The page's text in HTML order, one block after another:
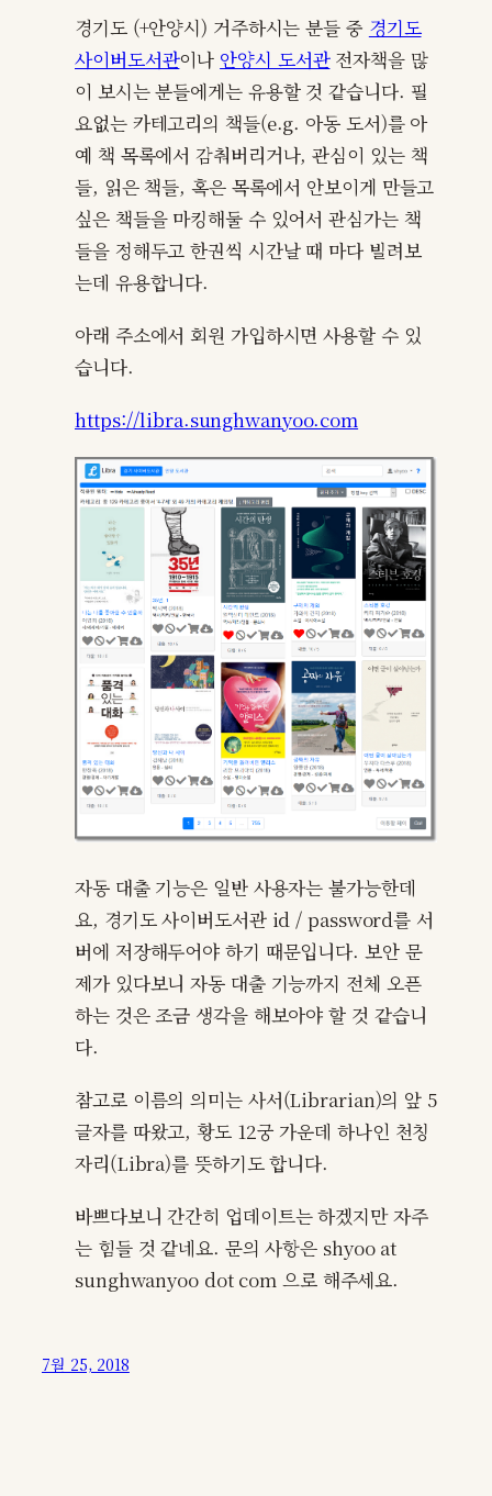
경기도 (+안양시) 거주하시는 분들 중 경기도
사이버도서관이나 안양시 도서관전자책을 많
이 보시는 분들에게는 유용할 것 같습니다. 필
요없는 카테고리의 책들(e.g. 아동 도서)를 아
예 책 목록에서 감춰버리거나, 관심이 있는 책
들, 읽은 책들, 혹은 목록에서 안보이게 만들고
싶은 책들을 마킹해둘 수 있어서 관심가는 책
들을 정해두고 한권씩 시간날 때 마다 빌려보
는데 유용합니다.
아래 주소에서 회원 가입하시면 사용할 수 있
습니다.
https://libra.sunghwanyoo.com
자동 대출 기능은 일반 사용자는 불가능한데
요, 경기도 사이버도서관 id / password를 서
버에 저장해두어야 하기 때문입니다. 보안 문
제가 있다보니 자동 대출 기능까지 전체 오픈
하는 것은 조금 생각을 해보아야 할 것 같습니
다.
참고로 이름의 의미는 사서(Librarian)의 앞 5
글자를 따왔고, 황도 12궁 가운데 하나인 천칭
자리(Libra)를 뜻하기도 합니다.
바쁘다보니 간간히 업데이트는 하겠지만 자주
는 힘들 것 같네요. 문의 사항은 shyoo at
sunghwanyoo dot com 으로 해주세요.
7월 25, 2018